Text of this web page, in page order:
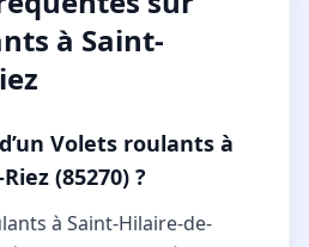
à Saint-
Volets roulants à
(85270) ?
à Saint-Hilaire-de-